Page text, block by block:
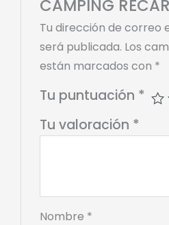
CAMPING
Tu dirección de correo
será publicada. Los
están marcados con *
Tu puntuación *
Tu valoración *
Nombre *